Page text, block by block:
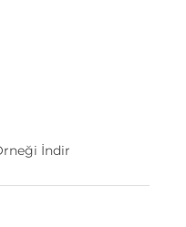
İndir